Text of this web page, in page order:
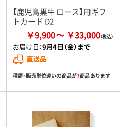
【鹿児島黒牛 ロース】用ギフ
トカード D2
￥9,900 ￥33,000
お届け日：9月4日（金）まで
直送品
種類・販売単位違いの商品が7商品あります